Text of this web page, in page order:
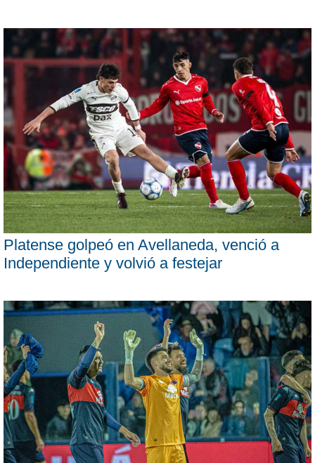
Platense golpeó en Avellaneda, venció a
Independiente y volvió a festejar